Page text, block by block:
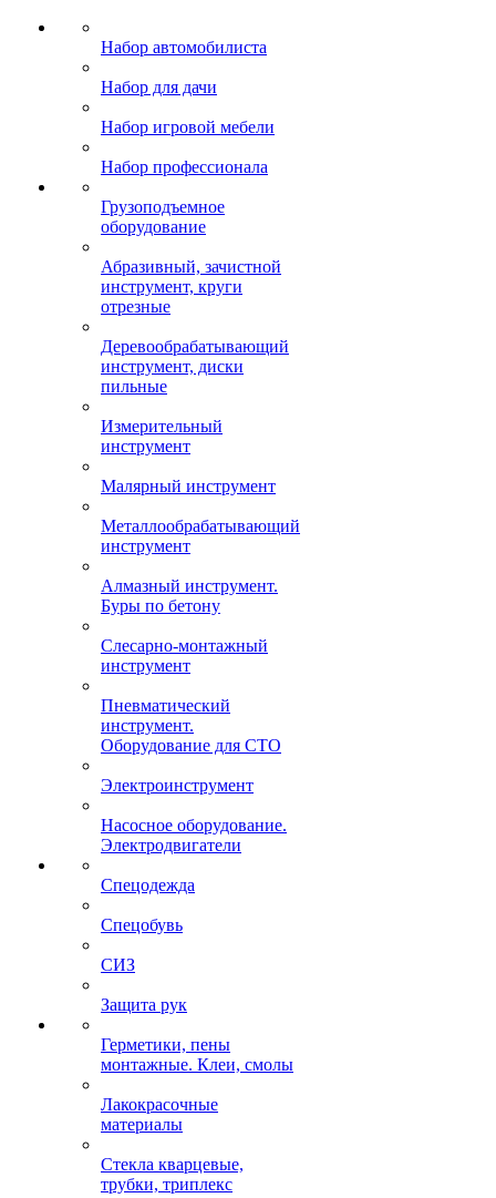
Набор автомобилиста
Набор для дачи
Набор игровой мебели
Набор профессионала
Грузоподъемное
оборудование
Абразивный, зачистной
инструмент, круги
отрезные
Деревообрабатывающий
инструмент, диски
пильные
Измерительный
инструмент
Малярный инструмент
Металлообрабатывающий
инструмент
Алмазный инструмент.
Буры по бетону
Слесарно-монтажный
инструмент
Пневматический
инструмент.
Оборудование для СТО
Электроинструмент
Насосное оборудование.
Электродвигатели
Спецодежда
Спецобувь
СИЗ
Защита рук
Герметики, пены
монтажные. Клеи, смолы
Лакокрасочные
материалы
Стекла кварцевые,
трубки, триплекс